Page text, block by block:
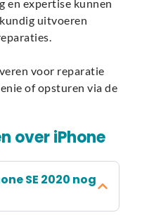
en expertise kunnen
uitvoeren
voor reparatie
of opsturen via de
over iPhone
SE 2020 nog